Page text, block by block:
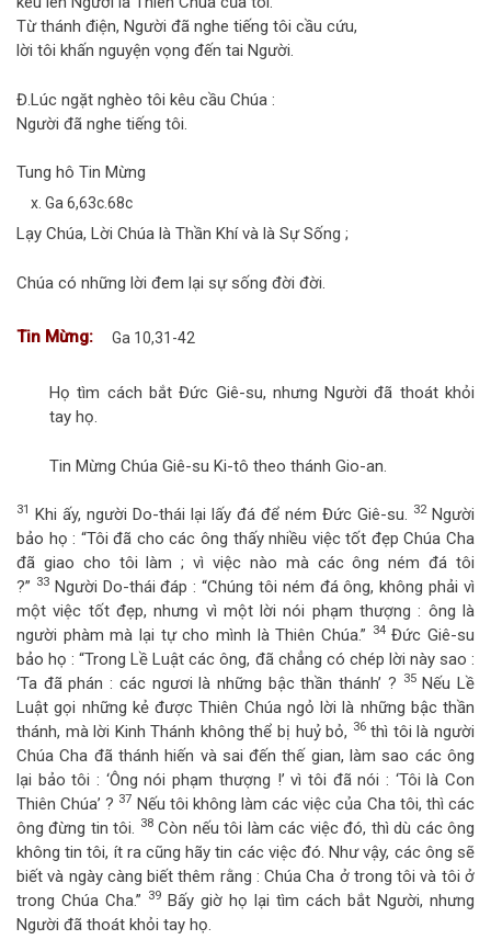
Từ thánh điện, Người đã nghe tiếng tôi cầu cứu,
lời tôi khấn nguyện vọng đến tai Người.
Đ.Lúc ngặt nghèo tôi kêu cầu Chúa :
Người đã nghe tiếng tôi.
Tung hô Tin Mừng
x. Ga 6,63c.68c
Lạy Chúa, Lời Chúa là Thần Khí và là Sự Sống ;
Chúa có những lời đem lại sự sống đời đời.
Tin Mừng: Ga 10,31-42
Họ tìm cách bắt Đức Giê-su, nhưng Người đã thoát khỏi
tay họ.
Tin Mừng Chúa Giê-su Ki-tô theo thánh Gio-an.
31 Khi ấy, người Do-thái lại lấy đá để ném Đức Giê-su. 32Người
bảo họ : “Tôi đã cho các ông thấy nhiều việc tốt đẹp Chúa Cha
đã giao cho tôi làm ; vì việc nào mà các ông ném đá tôi
?” 33Người Do-thái đáp : “Chúng tôi ném đá ông, không phải vì
một việc tốt đẹp, nhưng vì một lời nói phạm thượng : ông là
người phàm mà lại tự cho mình là Thiên Chúa.”
34Đức Giê-su
bảo họ : “Trong Lề Luật các ông, đã chẳng có chép lời này sao :
‘Ta đã phán : các ngươi là những bậc thần thánh’ ?
35Nếu Lề
Luật gọi những kẻ được Thiên Chúa ngỏ lời là những bậc thần
thánh, mà lời Kinh Thánh không thể bị huỷ bỏ, 36thì tôi là người
Chúa Cha đã thánh hiến và sai đến thế gian, làm sao các ông
lại bảo tôi : ‘Ông nói phạm thượng !’ vì tôi đã nói : ‘Tôi là Con
Thiên Chúa’ ? 37 Nếu tôi không làm các việc của Cha tôi, thì các
ông đừng tin tôi. 38Còn nếu tôi làm các việc đó, thì dù các ông
không tin tôi, ít ra cũng hãy tin các việc đó. Như vậy, các ông sẽ
biết và ngày càng biết thêm rằng : Chúa Cha ở trong tôi và tôi ở
trong Chúa Cha.”
39 Bấy giờ họ lại tìm cách bắt Người, nhưng
Người đã thoát khỏi tay họ.